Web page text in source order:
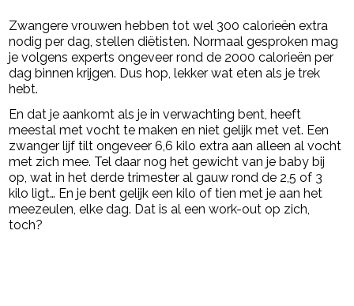
Zwangere vrouwen hebben tot wel 300 calorieën extra
nodig per dag, stellen diëtisten. Normaal gesproken mag
je volgens experts ongeveer rond de 2000 calorieën per
dag binnen krijgen. Dus hop, lekker wat eten als je trek
hebt.
En dat je aankomt als je in verwachting bent, heeft
meestal met vocht te maken en niet gelijk met vet. Een
zwanger lijf tilt ongeveer 6,6 kilo extra aan alleen al vocht
met zich mee. Tel daar nog het gewicht van je baby bij
op, wat in het derde trimester al gauw rond de 2,5 of 3
kilo ligt… En je bent gelijk een kilo of tien met je aan het
meezeulen, elke dag. Dat is al een work-out op zich,
toch?